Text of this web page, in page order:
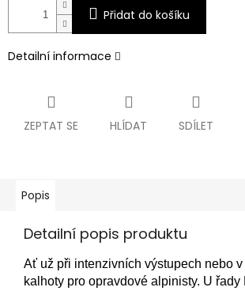
Přidat do košíku
Detailní informace
ZEPTAT SE HLÍDAT SDÍLET
Popis
Detailní popis produktu
Ať už při intenzivních výstupech nebo
kalhoty pro opravdové alpinisty. U řady